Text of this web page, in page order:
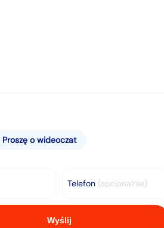
Proszę o wideoczat
Telefon (opcjonalnie)